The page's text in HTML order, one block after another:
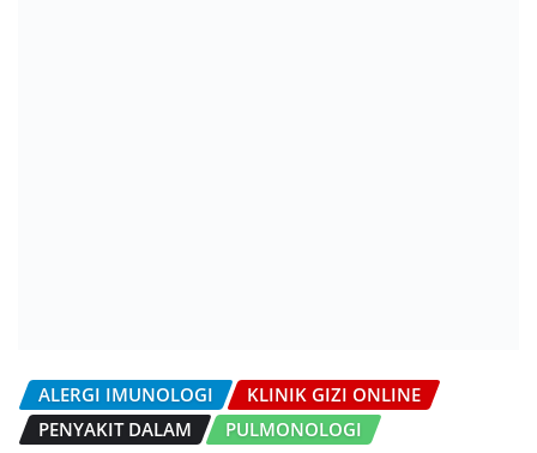
ALERGI IMUNOLOGI
KLINIK GIZI ONLINE
PENYAKIT DALAM
PULMONOLOGI